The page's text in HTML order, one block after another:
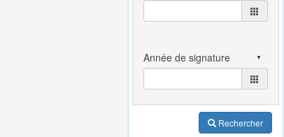
Rechercher